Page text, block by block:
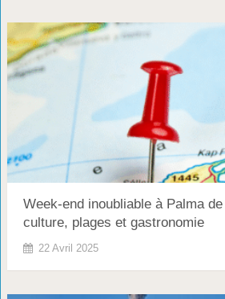
Week-end inoubliable à Palma
culture, plages et gastronomie
22 Avril 2025